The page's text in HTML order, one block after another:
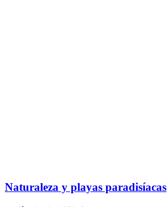
Naturaleza y playas paradisíacas